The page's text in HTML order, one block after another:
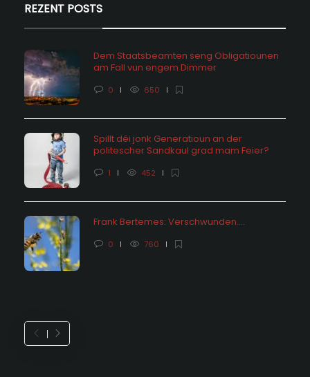
REZENT POSTS
Dem Staatsbeamten seng Obligatiounen
am Fall vun engem Dimmer
0 650
Spillt déi jonk Generatioun an der
politescher Sandkaul grad mam Feier?
1 452
Frank Bertemes: Verschwunden….
0 760